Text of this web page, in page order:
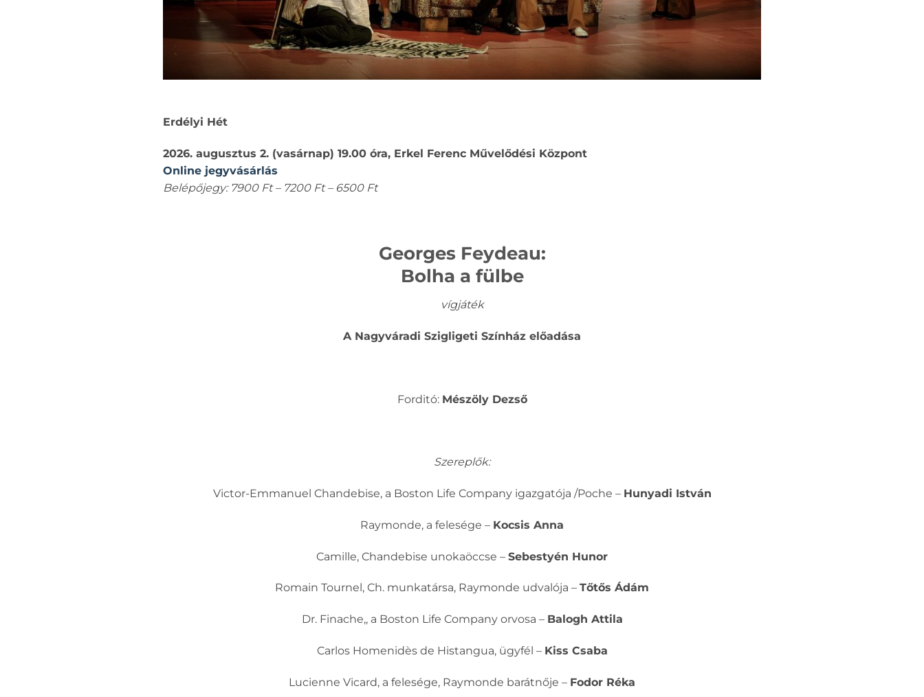
Erdélyi Hét
2026. augusztus 2. (vasárnap) 19.00 óra, Erkel Ferenc Művelődési Központ
Online jegyvásárlás
Belépőjegy: 7900 Ft – 7200 Ft – 6500 Ft
Georges Feydeau:
Bolha a fülbe
vígjáték
A Nagyváradi Szigligeti Színház előadása
Forditó: Mészöly Dezső
Szereplők:
Victor-Emmanuel Chandebise, a Boston Life Company igazgatója /Poche – Hunyadi István
Raymonde, a felesége – Kocsis Anna
Camille, Chandebise unokaöccse – Sebestyén Hunor
Romain Tournel, Ch. munkatársa, Raymonde udvalója – Tőtős Ádám
Dr. Finache,, a Boston Life Company orvosa – Balogh Attila
Carlos Homenidès de Histangua, ügyfél – Kiss Csaba
Lucienne Vicard, a felesége, Raymonde barátnője – Fodor Réka